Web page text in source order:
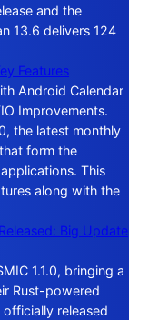
and the
13.6 delivers 124
Features
Android Calendar
Improvements.
the latest monthly
form the
This
along with the
Big Update
1.1.0, bringing a
Rust-powered
released